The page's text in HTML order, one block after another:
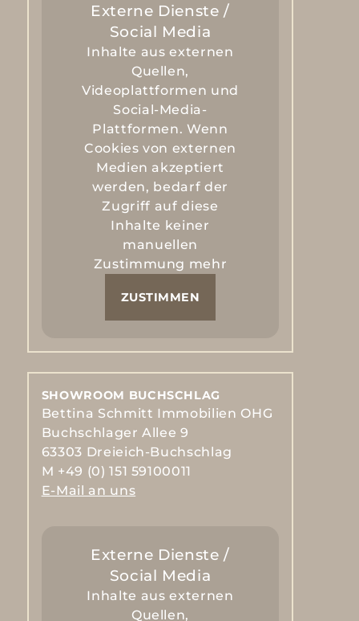
Externe Dienste /
Social Media
Inhalte aus externen
Quellen,
Videoplattformen und
Social-Media-
Plattformen. Wenn
Cookies von externen
Medien akzeptiert
werden, bedarf der
Zugriff auf diese
Inhalte keiner
manuellen
Zustimmung mehr
ZUSTIMMEN
SHOWROOM BUCHSCHLAG
Bettina Schmitt Immobilien OHG
Buchschlager Allee 9
63303 Dreieich-Buchschlag
M +49 (0) 151 59100011
E-Mail an uns
Externe Dienste /
Social Media
Inhalte aus externen
Quellen,